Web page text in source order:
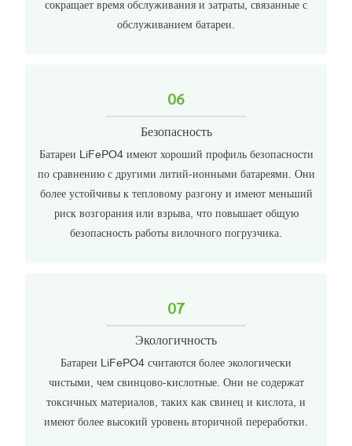
сокращает время обслуживания и затраты, связанные с
обслуживанием батареи.
06
Безопасность
Батареи LiFePO4 имеют хороший профиль безопасности
по сравнению с другими литий-ионными батареями. Они
более устойчивы к тепловому разгону и имеют меньший
риск возгорания или взрыва, что повышает общую
безопасность работы вилочного погрузчика.
07
Экологичность
Батареи LiFePO4 считаются более экологически
чистыми, чем свинцово-кислотные. Они не содержат
токсичных материалов, таких как свинец и кислота, и
имеют более высокий уровень вторичной переработки.